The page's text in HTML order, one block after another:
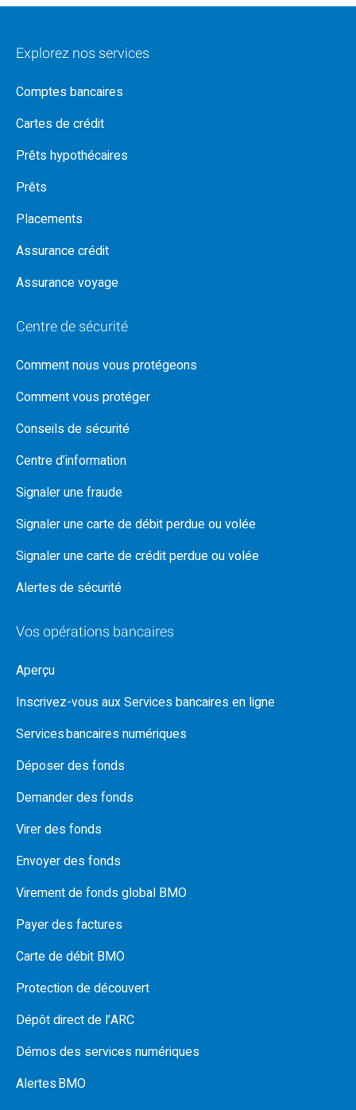
Explorez nos services
Comptes bancaires
Cartes de crédit
Prêts hypothécaires
Prêts
Placements
Assurance crédit
Assurance voyage
Centre de sécurité
Comment nous vous protégeons
Comment vous protéger
Conseils de sécurité
Centre d’information
Signaler une fraude
Signaler une carte de débit perdue ou volée
Signaler une carte de crédit perdue ou volée
Alertes de sécurité
Vos opérations bancaires
Aperçu
Inscrivez-vous aux Services bancaires en ligne
Services bancaires numériques
Déposer des fonds
Demander des fonds
Virer des fonds
Envoyer des fonds
Virement de fonds global BMO
Payer des factures
Carte de débit BMO
Protection de découvert
Dépôt direct de l’ARC
Démos des services numériques
Alertes BMO